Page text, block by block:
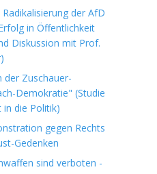
der AfD
in Öffentlichkeit
Diskussion mit Prof.
der Zuschauer-
Demokratie" (Studie
in die Politik)
gegen Rechts
Gedenken
sind verboten -